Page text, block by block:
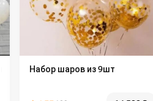
Набор шаров из 9шт